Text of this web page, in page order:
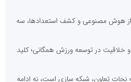
رسانه ها برای روابط عمومی ها و
است؟